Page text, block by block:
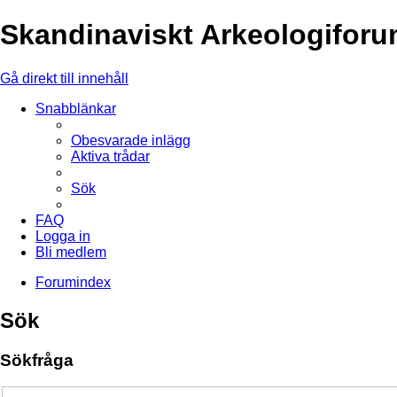
Skandinaviskt
Gå direkt till innehåll
Snabblänkar
Obesvarade inlägg
Aktiva trådar
Sök
FAQ
Logga in
Bli medlem
Forumindex
Sök
Sökfråga